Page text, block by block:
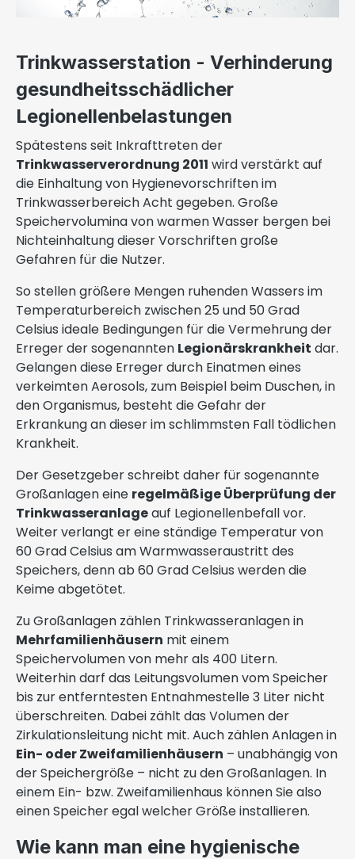
Trinkwasserstation - Verhinderung
gesundheitsschädlicher
Legionellenbelastungen
Spätestens seit Inkrafttreten der
Trinkwasserverordnung 2011 wird verstärkt auf
die Einhaltung von Hygienevorschriften im
Trinkwasserbereich Acht gegeben. Große
Speichervolumina von warmen Wasser bergen bei
Nichteinhaltung dieser Vorschriften große
Gefahren für die Nutzer.
So stellen größere Mengen ruhenden Wassers im
Temperaturbereich zwischen 25 und 50 Grad
Celsius ideale Bedingungen für die Vermehrung der
Erreger der sogenannten Legionärskrankheit dar.
Gelangen diese Erreger durch Einatmen eines
verkeimten Aerosols, zum Beispiel beim Duschen, in
den Organismus, besteht die Gefahr der
Erkrankung an dieser im schlimmsten Fall tödlichen
Krankheit.
Der Gesetzgeber schreibt daher für sogenannte
Großanlagen eine regelmäßige Überprüfung der
Trinkwasseranlageauf Legionellenbefall vor.
Weiter verlangt er eine ständige Temperatur von
60 Grad Celsius am Warmwasseraustritt des
Speichers, denn ab 60 Grad Celsius werden die
Keime abgetötet.
Zu Großanlagen zählen Trinkwasseranlagen in
Mehrfamilienhäusern mit einem
Speichervolumen von mehr als 400 Litern.
Weiterhin darf das Leitungsvolumen vom Speicher
bis zur entferntesten Entnahmestelle 3 Liter nicht
überschreiten. Dabei zählt das Volumen der
Zirkulationsleitung nicht mit. Auch zählen Anlagen in
Ein- oder Zweifamilienhäusern – unabhängig von
der Speichergröße – nicht zu den Großanlagen. In
einem Ein- bzw. Zweifamilienhaus können Sie also
einen Speicher egal welcher Größe installieren.
Wie kann man eine hygienische